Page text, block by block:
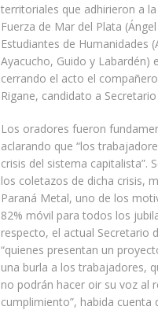
territoriales que adhirieron a
Fuerza de Mar del Plata
Estudiantes de Humanidades
Ayacucho, Guido y Labardén)
cerrando el acto el
Rigane, candidato a
Los oradores fueron
aclarando que “los
crisis del sistema capitalista”.
los coletazos de dicha crisis,
Paraná Metal, uno de los
82% móvil para todos los
respecto, el actual Secretario
“quienes presentan un
una burla a los trabajadores,
no podrán hacer oir su voz al
cumplimiento”, habida